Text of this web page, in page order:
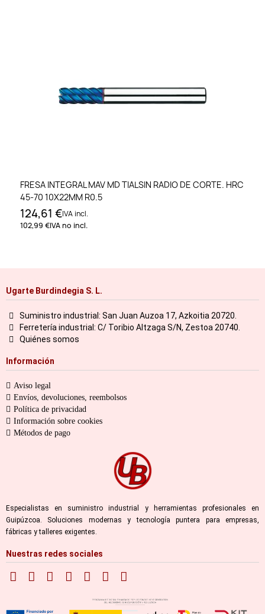
FRESA INTEGRAL MAV MD TIALSIN RADIO DE CORTE. HRC
45-70 10X22MM R0.5
124,61 €IVA incl.
102,99 €IVA no incl.
Ugarte Burdindegia S. L.
Suministro industrial: San Juan Auzoa 17, Azkoitia 20720.
Ferretería industrial: C/ Toribio Altzaga S/N, Zestoa 20740.
Quiénes somos
Información
Aviso legal
Envíos, devoluciones, reembolsos
Política de privacidad
Información sobre cookies
Métodos de pago
Especialistas en suministro industrial y herramientas profesionales en
Guipúzcoa. Soluciones modernas y tecnología puntera para empresas,
fábricas y talleres exigentes.
Nuestras redes sociales